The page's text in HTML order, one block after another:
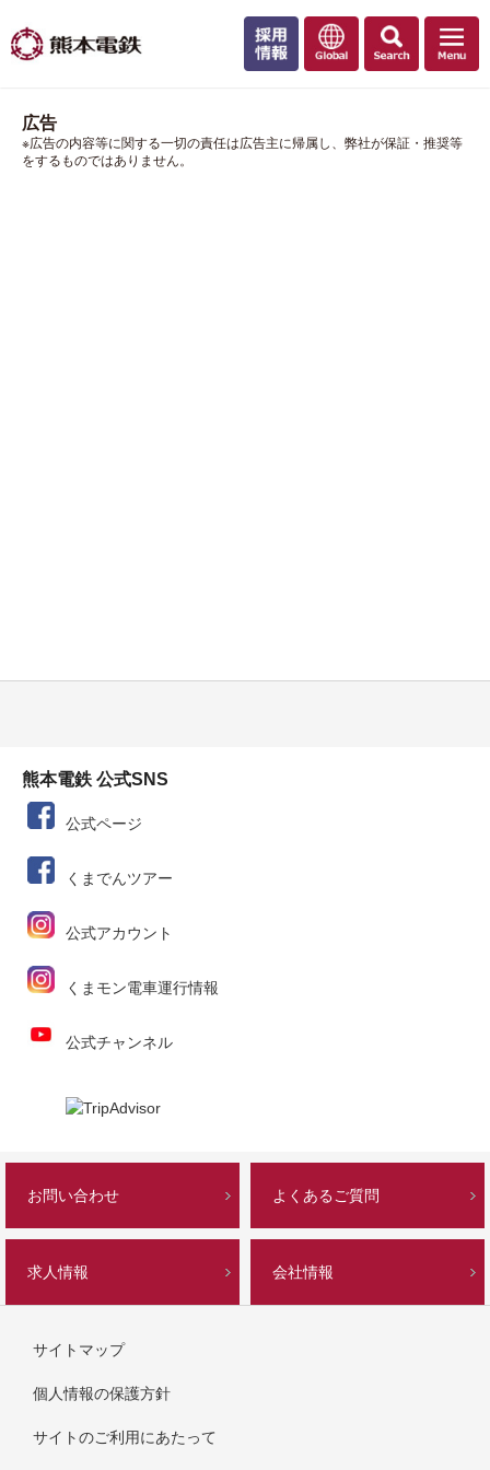
広告
※広告の内容等に関する一切の責任は広告主に帰属し、弊社が保証・推奨等
をするものではありません。
熊本電鉄 公式SNS
公式ページ
くまでんツアー
公式アカウント
くまモン電車運行情報
公式チャンネル
お問い合わせ よくあるご質問
求人情報 会社情報
サイトマップ
個人情報の保護方針
サイトのご利用にあたって